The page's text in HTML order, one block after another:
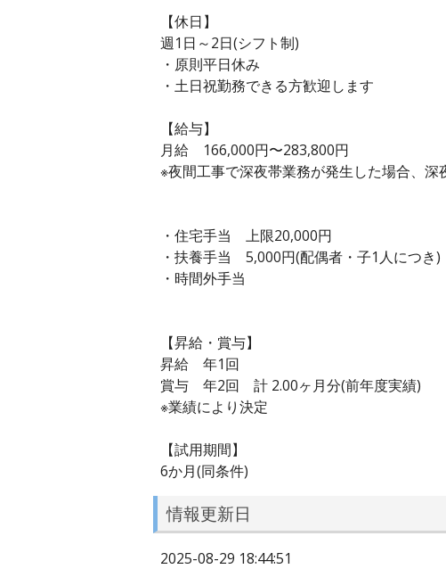
【休日】
週1日～2日(シフト制)
・原則平日休み
・土日祝勤務できる方歓迎します
【給与】
月給 166,000円〜283,800円
※夜間工事で深夜帯業務が発生した場合、深
・住宅手当 上限20,000円
・扶養手当 5,000円(配偶者・子1人につき)
・時間外手当
【昇給・賞与】
昇給 年1回
賞与 年2回 計 2.00ヶ月分(前年度実績)
※業績により決定
【試用期間】
6か月(同条件)
情報更新日
2025-08-29 18:44:51